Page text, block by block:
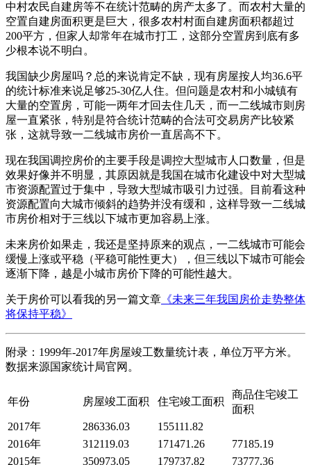
中村农民自建房等不在统计范畴的房产太多了。而农村大量的
空置自建房面积更是巨大，很多农村村面自建房面积都超过
200平方，但家人却常年在城市打工，这部分空置房到底有多
少根本说不明白。
我国缺少房屋吗？总的来说肯定不缺，现有房屋按人均36.6平
的统计标准来说足够25-30亿人住。但问题是农村和小城镇有
大量的空置房，可能一两年才回去住几天，而一二线城市则房
屋一直紧张，特别是符合统计范畴的合法可交易房产比较紧
张，这就导致一二线城市房价一直居高不下。
现在我国调控房价的主要手段是调控大型城市人口数量，但是
效果好像并不明显，其原因就是我国在城市化建设中对大型城
市资源配置过于集中，导致大型城市吸引力过强。目前看这种
资源配置向大城市倾斜的趋势并没有缓和，这样导致一二线城
市房价相对于三线以下城市更加容易上涨。
未来房价如果走，我还是坚持原来的观点，一二线城市可能会
缓慢上涨或平稳（平稳可能性更大），但三线以下城市可能会
逐渐下降，越是小城市房价下降的可能性越大。
关于房价可以看我的另一篇文章 《未来三年我国房价走势整体
将保持平稳》
附录：1999年-2017年房屋竣工数量统计表，单位万平方米。
数据来源国家统计局官网。
年份 房屋竣工面积 住宅竣工面积
商品住宅竣工
面积
2017年
286336.03
155111.82
2016年
312119.03 171471.26
77185.19
2015年
350973.05 179737.82 73777.36